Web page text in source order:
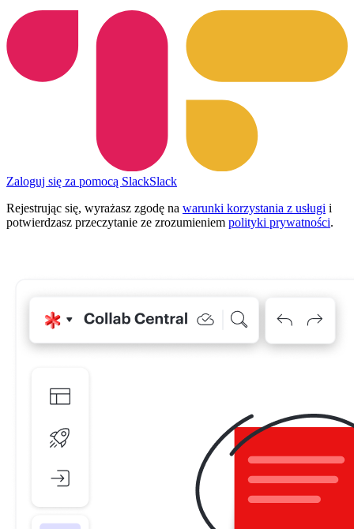
Zaloguj się za pomocą SlackSlack
Rejestrując się, wyrażasz zgodę na warunki korzystania z usługi i
potwierdzasz przeczytanie ze zrozumieniem polityki prywatności.